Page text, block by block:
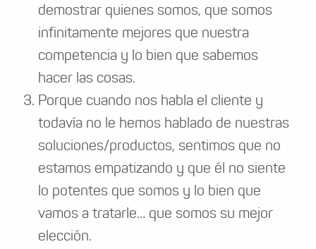
demostrar quienes somos, que somos
infinitamente mejores que nuestra
competencia y lo bien que sabemos
hacer las cosas.
Porque cuando nos habla el cliente y
todavía no le hemos hablado de nuestras
soluciones/productos, sentimos que no
estamos empatizando y que él no siente
lo potentes que somos y lo bien que
vamos a tratarle… que somos su mejor
elección.